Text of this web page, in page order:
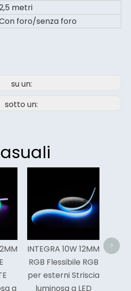
metri
foro/senza foro
su un:
sotto un:
a
INTEGRA 10W 12MM
RGB Flessibile RGB
per esterni Striscia
luminosa a LED
>